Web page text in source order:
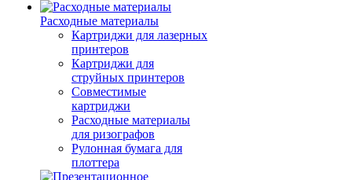
Расходные материалы
Картриджи для лазерных
принтеров
Картриджи для
струйных принтеров
Совместимые
картриджи
Расходные материалы
для ризографов
Рулонная бумага для
плоттера